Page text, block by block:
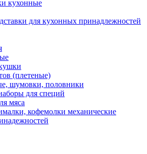
кухонные
для кухонных принадлежностей
(плетеные)
шумовки, половники
для специй
мяса
кофемолки механические